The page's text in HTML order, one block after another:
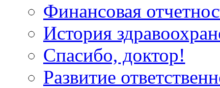
Финансовая
История
Спасибо, доктор!
Развитие